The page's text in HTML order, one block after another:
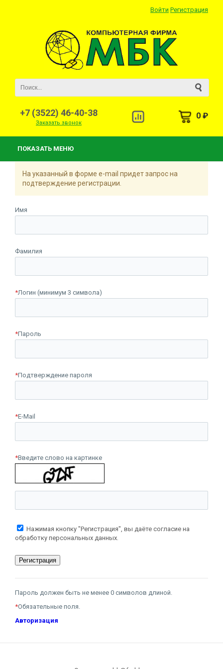
Войти Регистрация
+7 (3522) 46-40-38
Заказать звонок
0 ₽
ПОКАЗАТЬ МЕНЮ
На указанный в форме e-mail придет запрос на
подтверждение регистрации.
Имя
Фамилия
*Логин (минимум 3 символа)
*Пароль
*Подтверждение пароля
*E-Mail
*Введите слово на картинке
Нажимая кнопку "Регистрация", вы даёте согласие на
обработку персональных данных.
Пароль должен быть не менее 0 символов длиной.
*Обязательные поля.
Авторизация